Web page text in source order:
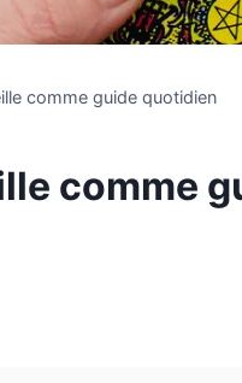
comme guide quotidien
comme